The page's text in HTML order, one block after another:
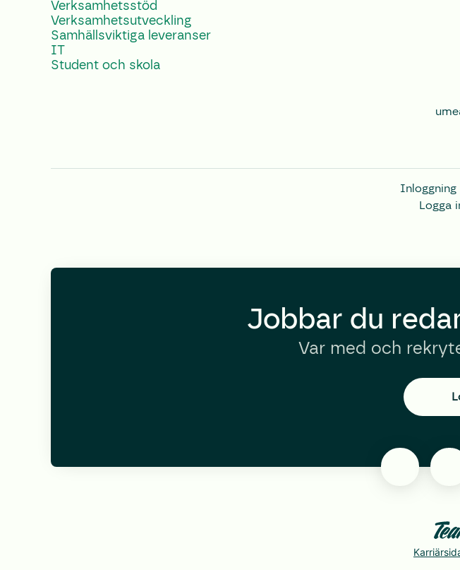
Verksamhetsstöd
Verksamhetsutveckling
Samhällsviktiga leveranser
IT
Student och skola
Logga
Jobbar du
Var med och